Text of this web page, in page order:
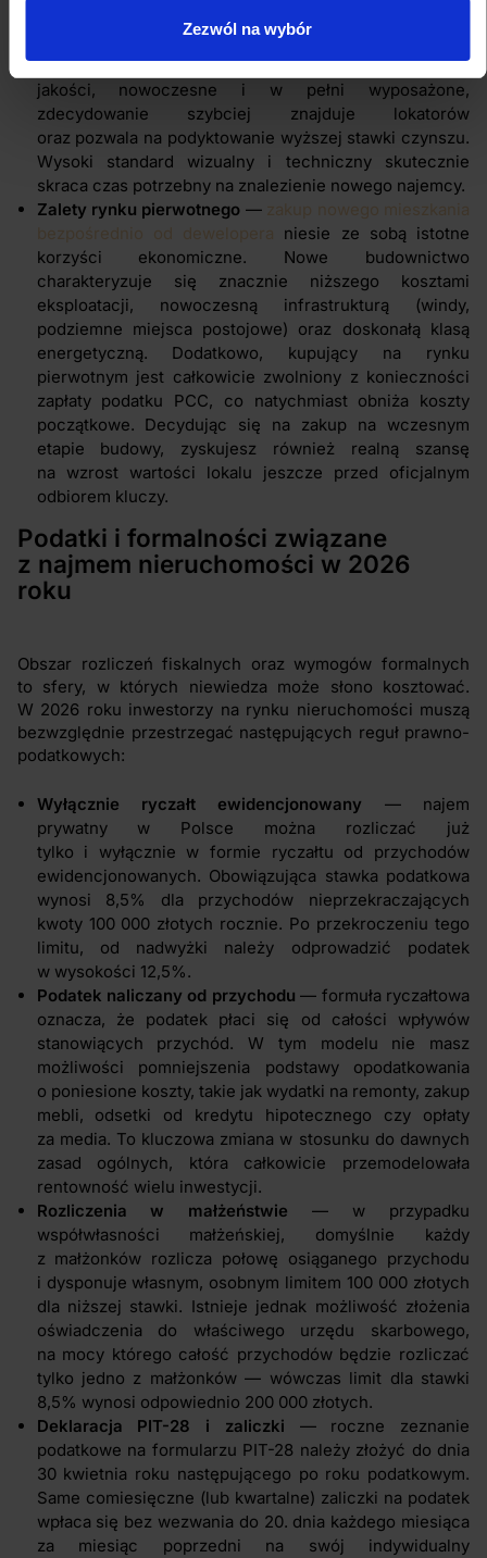
Zezwól na wybór
do utrzymania ciągłości najmu.
Standard wykończenia i gotowość operacyjna
— mieszkanie wykończone materiałami wysokiej
jakości, nowoczesne i w pełni wyposażone,
zdecydowanie szybciej znajduje lokatorów
oraz pozwala na podyktowanie wyższej stawki czynszu.
Wysoki standard wizualny i techniczny skutecznie
skraca czas potrzebny na znalezienie nowego najemcy.
Zalety rynku pierwotnego — zakup nowego mieszkania
bezpośrednio od dewelopera niesie ze sobą istotne
korzyści ekonomiczne. Nowe budownictwo
charakteryzuje się znacznie niższego kosztami
eksploatacji, nowoczesną infrastrukturą (windy,
podziemne miejsca postojowe) oraz doskonałą klasą
energetyczną. Dodatkowo, kupujący na rynku
pierwotnym jest całkowicie zwolniony z konieczności
zapłaty podatku PCC, co natychmiast obniża koszty
początkowe. Decydując się na zakup na wczesnym
etapie budowy, zyskujesz również realną szansę
na wzrost wartości lokalu jeszcze przed oficjalnym
odbiorem kluczy.
Podatki i formalności związane
z najmem nieruchomości w 2026
roku
Obszar rozliczeń fiskalnych oraz wymogów formalnych
to sfery, w których niewiedza może słono kosztować.
W 2026 roku inwestorzy na rynku nieruchomości muszą
bezwzględnie przestrzegać następujących reguł prawno-
podatkowych:
Wyłącznie ryczałt ewidencjonowany — najem
prywatny w Polsce można rozliczać już
tylko i wyłącznie w formie ryczałtu od przychodów
ewidencjonowanych. Obowiązująca stawka podatkowa
wynosi 8,5% dla przychodów nieprzekraczających
kwoty 100 000 złotych rocznie. Po przekroczeniu tego
limitu, od nadwyżki należy odprowadzić podatek
w wysokości 12,5%.
Podatek naliczany od przychodu — formuła ryczałtowa
oznacza, że podatek płaci się od całości wpływów
stanowiących przychód. W tym modelu nie masz
możliwości pomniejszenia podstawy opodatkowania
o poniesione koszty, takie jak wydatki na remonty, zakup
mebli, odsetki od kredytu hipotecznego czy opłaty
za media. To kluczowa zmiana w stosunku do dawnych
zasad ogólnych, która całkowicie przemodelowała
rentowność wielu inwestycji.
Rozliczenia w małżeństwie — w przypadku
współwłasności małżeńskiej, domyślnie każdy
z małżonków rozlicza połowę osiąganego przychodu
i dysponuje własnym, osobnym limitem 100 000 złotych
dla niższej stawki. Istnieje jednak możliwość złożenia
oświadczenia do właściwego urzędu skarbowego,
na mocy którego całość przychodów będzie rozliczać
tylko jedno z małżonków — wówczas limit dla stawki
8,5% wynosi odpowiednio 200 000 złotych.
Deklaracja PIT-28 i zaliczki — roczne zeznanie
podatkowe na formularzu PIT-28 należy złożyć do dnia
30 kwietnia roku następującego po roku podatkowym.
Same comiesięczne (lub kwartalne) zaliczki na podatek
wpłaca się bez wezwania do 20. dnia każdego miesiąca
za miesiąc poprzedni na swój indywidualny